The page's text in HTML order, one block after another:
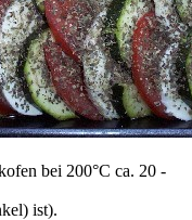
bei 200°C ca. 20 -
ist).